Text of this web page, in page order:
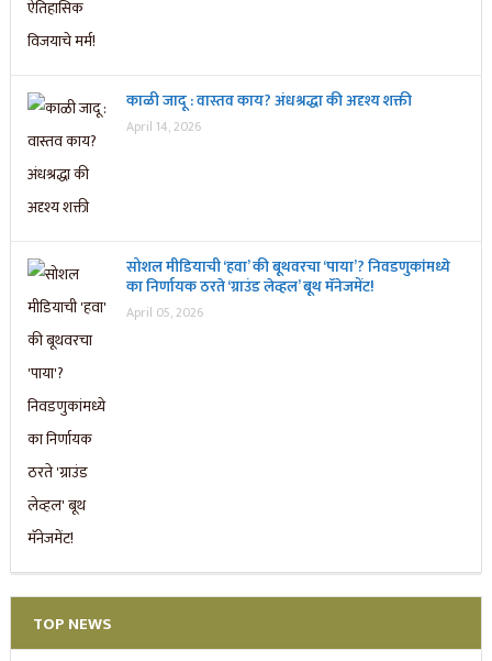
काळी जादू : वास्तव काय? अंधश्रद्धा की अदृश्य शक्ती
April 14, 2026
सोशल मीडियाची ‘हवा’ की बूथवरचा ‘पाया’? निवडणुकांमध्ये
का निर्णायक ठरते ‘ग्राउंड लेव्हल’ बूथ मॅनेजमेंट!
April 05, 2026
TOP NEWS